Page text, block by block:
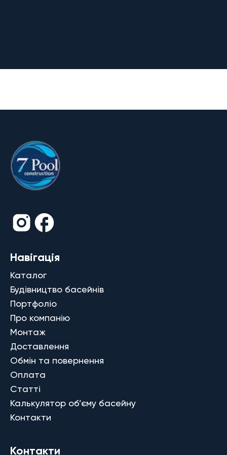
Навігація
Каталог
Будівництво басейнів
Портфоліо
Про компанію
Монтаж
Доставлення
Обмін та повернення
Оплата
Статті
Калькулятор об’єму басейну
Контакти
Контакти